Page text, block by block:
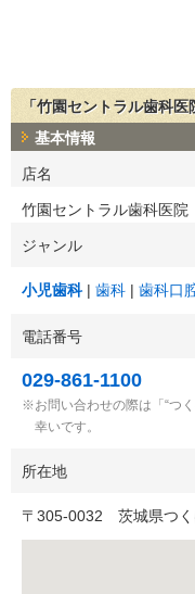
「竹園セントラル歯科
基本情報
店名
竹園セントラル歯科医院
ジャンル
小児歯科 歯科 歯科口
電話番号
029-861-1100
お問い合わせの際は「“つ
幸いです。
所在地
〒 305-0032 茨城県つく